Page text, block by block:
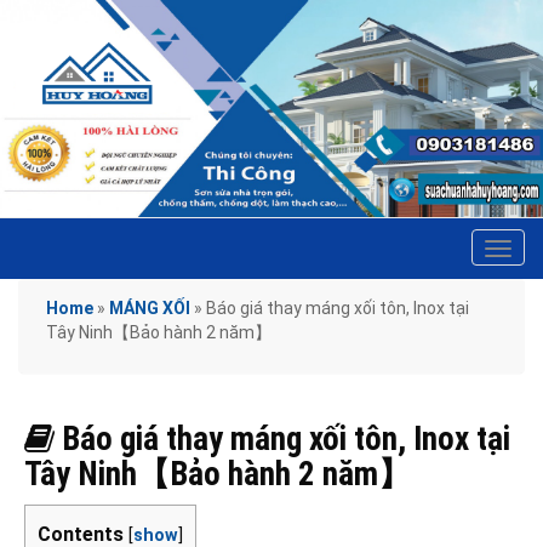
Home » MÁNG XỐI » Báo giá thay máng xối tôn, Inox tại
Tây Ninh【Bảo hành 2 năm】
Báo giá thay máng xối tôn, Inox tại
Tây Ninh【Bảo hành 2 năm】
Contents [show]